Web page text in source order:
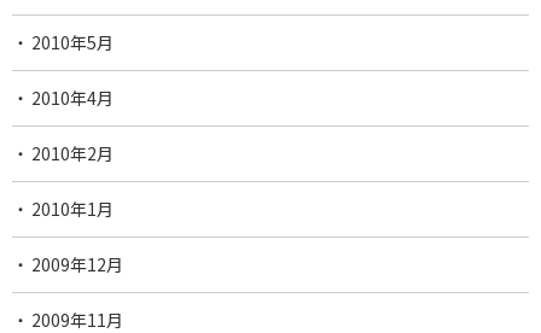
2010年5月
2010年4月
2010年2月
2010年1月
2009年12月
2009年11月